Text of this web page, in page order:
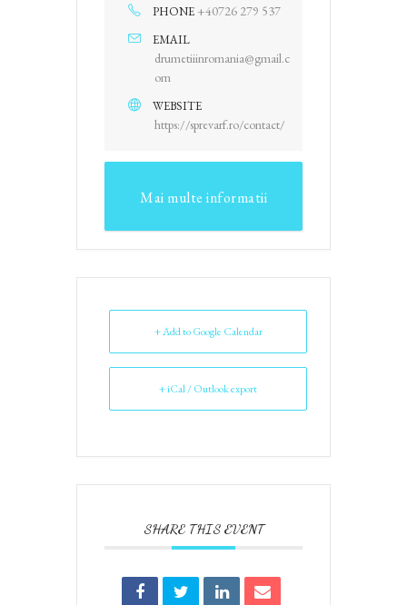
PHONE +40726 279 537
EMAIL
drumetiiinromania@gmail.c
om
WEBSITE
https://sprevarf.ro/contact/
Mai multe informatii
+ Add to Google Calendar
+ iCal / Outlook export
SHARE THIS EVENT